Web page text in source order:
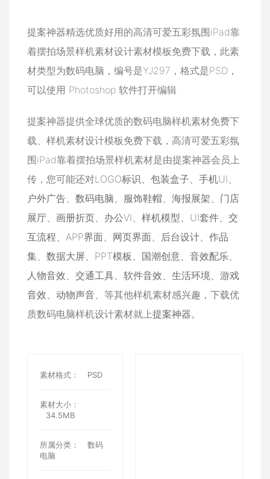
提案神器精选优质好用的高清可爱五彩氛围iPad靠
着摆拍场景样机素材设计素材模板免费下载，此素
材类型为数码电脑，编号是YJ297，格式是PSD，
可以使用 Photoshop 软件打开编辑
提案神器提供全球优质的数码电脑样机素材免费下
载、样机素材设计模板免费下载，高清可爱五彩氛
围iPad靠着摆拍场景样机素材是由提案神器会员上
传，您可能还对LOGO标识 包装盒子 手机UI
户外广告
数码电脑 服饰鞋帽 海报展架
门店
展厅
画册折页 办公VI 样机模型 UI套件
交
互流程
APP界面 网页界面 后台设计
作品
集
数据大屏 PPT模板 国潮创意 音效配乐
人物音效
交通工具 软件音效 生活环境
游戏
音效
动物声音 、等其他样机素材感兴趣，下载优
质数码电脑样机设计素材就上提案神器。
素材格式： PSD
素材大小：
34.5MB
所属分类：
数码
电脑